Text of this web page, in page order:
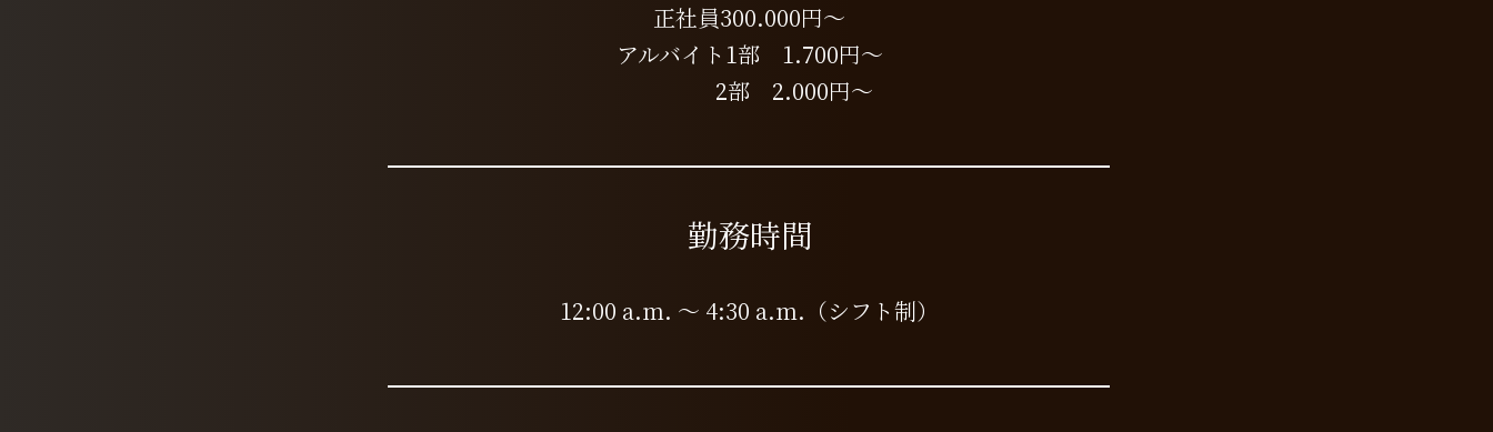
正社員300.000円～
アルバイト1部 1.700円～
2部 2.000円～
​勤務時間
12:00 a.m. ～ 4:30 a.m. （シフト制）